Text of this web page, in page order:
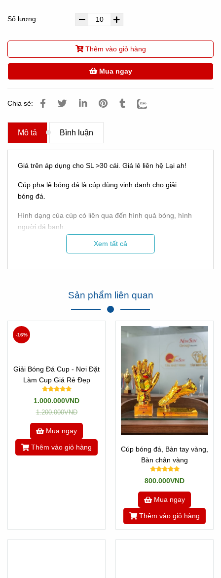
Số lượng:
Thêm vào giỏ hàng
Mua ngay
Chia sẻ:
Mô tả Bình luận
Giá trên áp dụng cho SL >30 cái. Giá lẻ liên hệ Lại ah!
Cúp pha lê bóng đá là cúp dùng vinh danh cho giải
bóng đá.
Hình dạng của cúp có liên qua đến hình quả bóng, hình
người đá banh.
Chúng có thể là sự kết hợp của pha lê hoặc kim loại, tạo
Xem tất cả
Sản phẩm liên quan
Giải Bóng Đá Cup - Nơi Đặt
Làm Cup Giá Rẻ Đẹp
1.000.000VND
1.200.000VND
-16%
Mua ngay
Thêm vào giỏ hàng
Cúp bóng đá, Bàn tay vàng,
Bàn chân vàng
800.000VND
Mua ngay
Thêm vào giỏ hàng